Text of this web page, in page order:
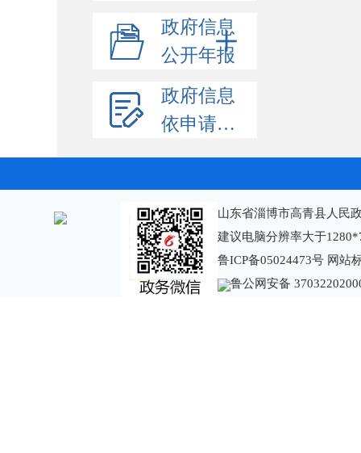
政府信息
公开年报
政府信息
依申请公开
山东省淄博市高青县人民
建议电脑分辨率大于
鲁ICP备05024473号 网站
鲁公网安备